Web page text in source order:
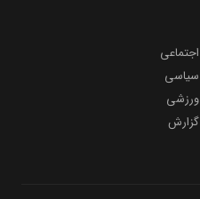
اجتماعی
سیاسی
ورزشی
گزارش